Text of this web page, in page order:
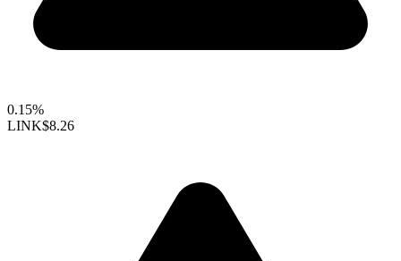
0.15%
LINK$8.26